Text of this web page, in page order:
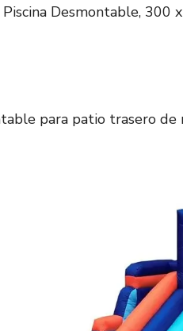
Desmontable, 300
para patio trasero de